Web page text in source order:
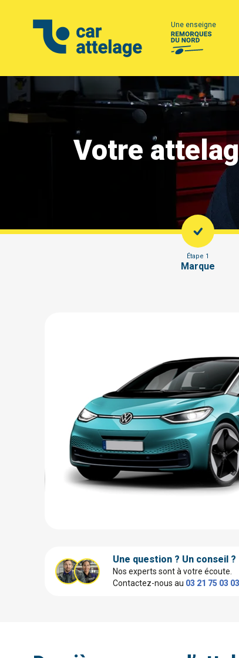
Une enseigne
Votre
Étape 1
Marque
Une question ? Un conseil ?
Nos experts sont à votre écoute.
Contactez-nous au 03 21 75 03 03